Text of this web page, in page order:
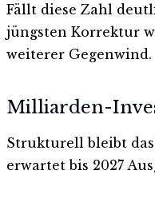
Fällt diese Zahl
jüngsten Korrektur
weiterer Gegenwind.
Milliarden-
Strukturell bleibt
erwartet bis 2027